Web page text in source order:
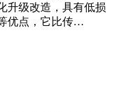
升级改造，具有低损
优点，它比传…